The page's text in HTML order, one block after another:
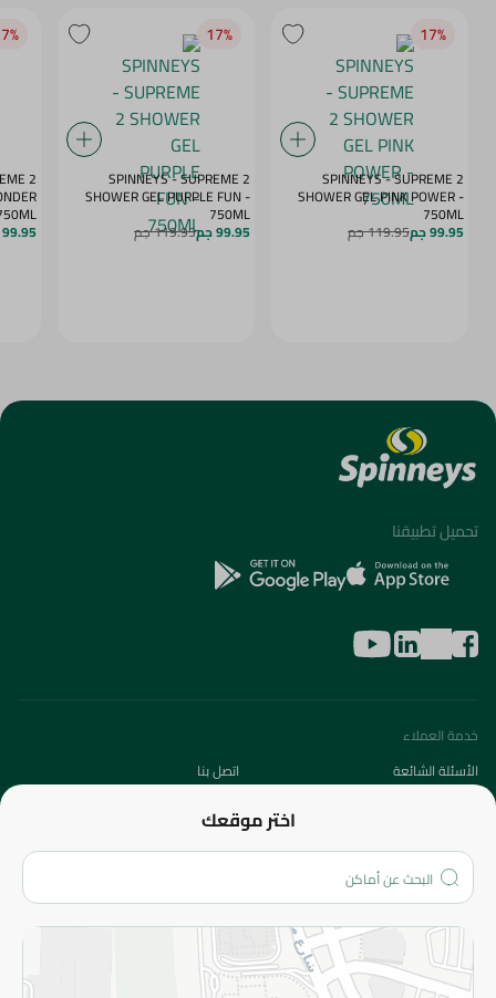
17‎%‎
SPINNEYS - SUPREME 2
SHOWER GEL PINK POWER -
750ML
99.95 جم 119.95 جم
17‎%‎
SPINNEYS - SUPREME 2
SHOWER GEL PURPLE FUN -
750ML
99.95 جم 119.95 جم
2
99.95 جم
اختر موقعك
تحميل تطبيقنا
خدمة العملاء
الأسئلة الشائعة
اتصل بنا
من نحن؟
الفروع
المزيد
الاسترجاع
سياسة الاستخدام
سياسة الخصوصية